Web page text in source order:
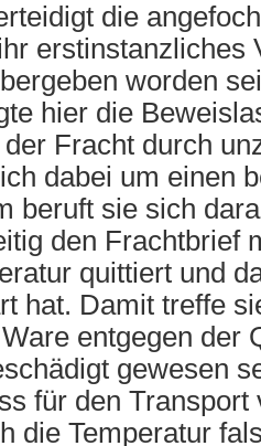
die
erstinstanzliches
worden
hier die
Fracht durch
dabei um einen
beruft sie sich
den Frachtbrief
quittiert und
hat. Damit treffe
entgegen der
gewesen
für den
die Temperatur